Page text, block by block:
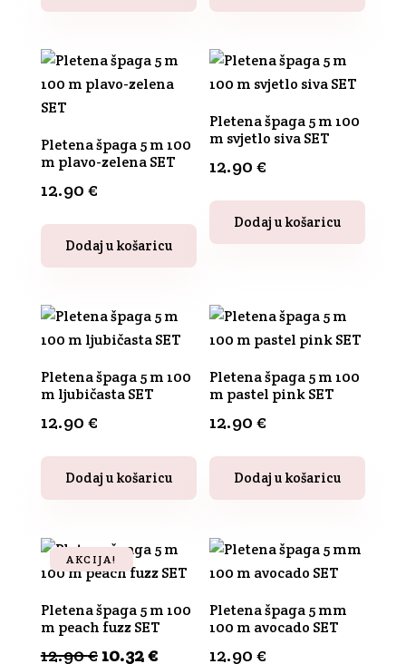
Pletena špaga 5 m 100
m plavo-zelena SET
12.90€
Dodaj u košaricu
Pletena špaga 5 m 100
m svjetlo siva SET
12.90€
Dodaj u košaricu
Pletena špaga 5 m 100
m ljubičasta SET
12.90€
Dodaj u košaricu
Pletena špaga 5 m 100
m pastel pink SET
12.90€
Dodaj u košaricu
AKCIJA!
Pletena špaga 5 m 100
m peach fuzz SET
12.90€Izvorna
10.32€Trenutna
Pletena špaga 5 mm
100 m avocado SET
12.90€